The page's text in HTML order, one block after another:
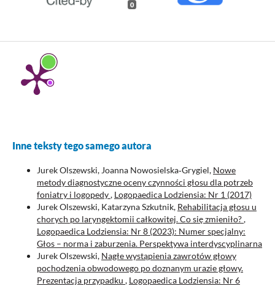
0
Inne teksty tego samego autora
Jurek Olszewski, Joanna Nowosielska‑Grygiel, Nowe
metody diagnostyczne oceny czynności głosu dla potrzeb
foniatry i logopedy, Logopaedica Lodziensia: Nr 1 (2017)
Jurek Olszewski, Katarzyna Szkutnik, Rehabilitacja głosu u
chorych po laryngektomii całkowitej. Co się zmieniło?,
Logopaedica Lodziensia: Nr 8 (2023): Numer specjalny:
Głos – norma i zaburzenia. Perspektywa interdyscyplinarna
Jurek Olszewski, Nagłe wystąpienia zawrotów głowy
pochodzenia obwodowego po doznanym urazie głowy.
Prezentacja przypadku , Logopaedica Lodziensia: Nr 6